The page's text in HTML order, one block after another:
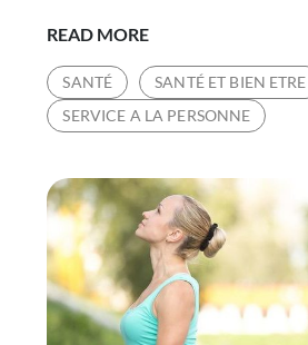
READ MORE8
CONSEILS
POUR
AMÉLIORER
QUALITÉ
DE
VIE
AVEC
UN
HANDICAP
SANTÉ
SANTÉ ET BIEN ETRE
SERVICE A LA PERSONNE